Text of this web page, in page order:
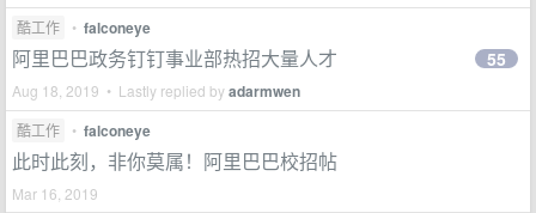
酷工作 • falconeye
阿里巴巴政务钉钉事业部热招大量人才
Aug 18, 2019 • Lastly replied byadarmwen
55
酷工作 • falconeye
此时此刻，非你莫属！阿里巴巴校招帖
Mar 16, 2019